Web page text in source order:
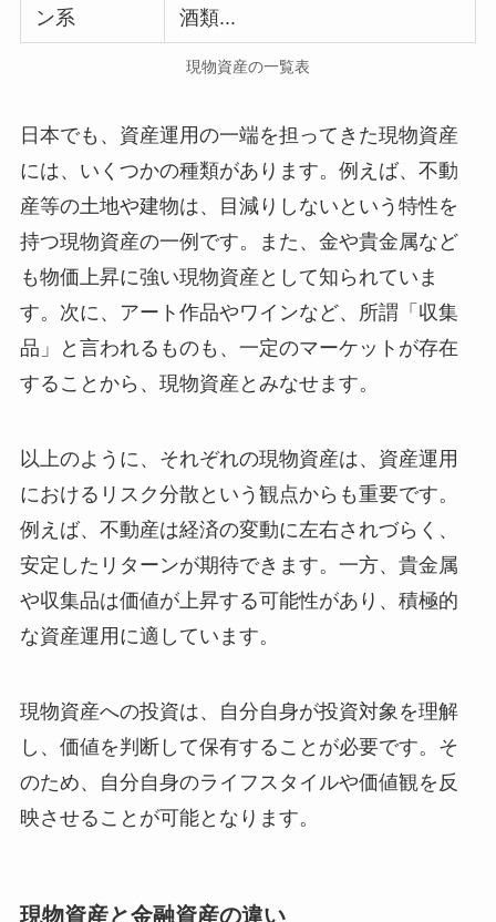
ン系
酒類...
現物資産の一覧表
日本でも、資産運用の一端を担ってきた現物資産
には、いくつかの種類があります。例えば、不動
産等の土地や建物は、目減りしないという特性を
持つ現物資産の一例です。また、金や貴金属など
も物価上昇に強い現物資産として知られていま
す。次に、アート作品やワインなど、所謂「収集
品」と言われるものも、一定のマーケットが存在
することから、現物資産とみなせます。
以上のように、それぞれの現物資産は、資産運用
におけるリスク分散という観点からも重要です。
例えば、不動産は経済の変動に左右されづらく、
安定したリターンが期待できます。一方、貴金属
や収集品は価値が上昇する可能性があり、積極的
な資産運用に適しています。
現物資産への投資は、自分自身が投資対象を理解
し、価値を判断して保有することが必要です。そ
のため、自分自身のライフスタイルや価値観を反
映させることが可能となります。
現物資産と金融資産の違い